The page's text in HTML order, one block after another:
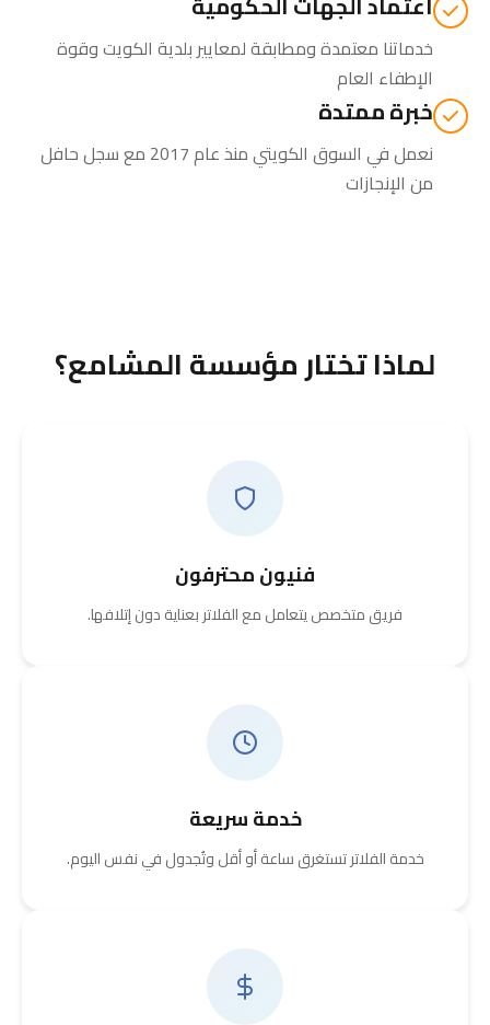
خدماتنا معتمدة ومطابقة لمعايير بلدية الكويت وقوة
الإطفاء العام
خبرة ممتدة
نعمل في السوق الكويتي منذ عام 2017 مع سجل حافل
من الإنجازات
لماذا تختار مؤسسة المشامع؟
فنيون محترفون
فريق متخصص يتعامل مع الفلاتر بعناية دون إتلافها.
خدمة سريعة
خدمة الفلاتر تستغرق ساعة أو أقل وتُجدول في نفس اليوم.